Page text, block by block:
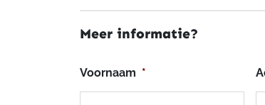
Meer informatie?
Voornaam *